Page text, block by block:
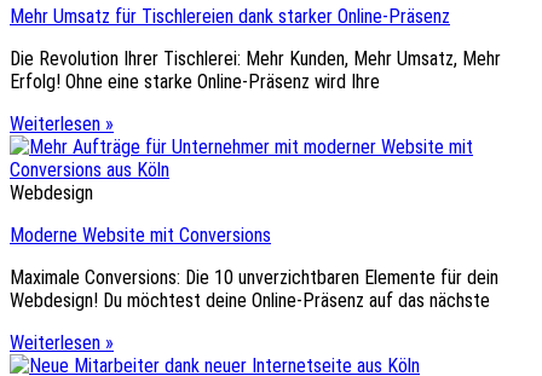
Mehr Umsatz für Tischlereien dank starker Online-Präsenz
Die Revolution Ihrer Tischlerei: Mehr Kunden, Mehr Umsatz, Mehr
Erfolg! Ohne eine starke Online-Präsenz wird Ihre
Weiterlesen »
Webdesign
Moderne Website mit Conversions
Maximale Conversions: Die 10 unverzichtbaren Elemente für dein
Webdesign! Du möchtest deine Online-Präsenz auf das nächste
Weiterlesen »